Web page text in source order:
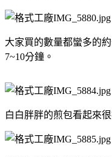
大家買的數量都蠻多的
7~10分鐘。
白白胖胖的煎包看起來